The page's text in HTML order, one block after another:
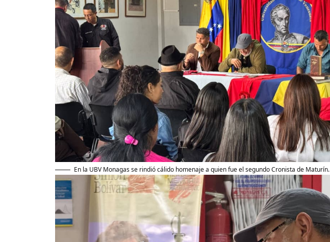
En la UBV Monagas se rindió cálido homenaje a quien fue el segundo Cronista de Maturín.